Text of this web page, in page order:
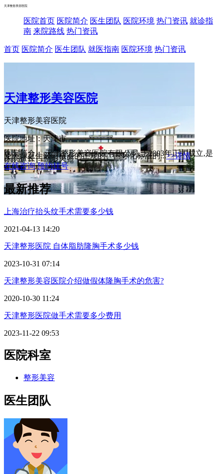
天津整形美容医院
医院首页 医院简介 医生团队 医院环境 热门资讯 就诊指
南 来院路线 热门资讯
首页 医院简介 医生团队 就医指南 医院环境 热门资讯
天津整形美容医院
天津整形美容医院
医院地址：天津市
医院简介： 天津整形美容医院有限公司,于2003年正式成立,是
受天津卫生部门核准的正规的、国际化标准的...>>详情
医院擅长：整形美容
在线咨询 预约挂号
最新推荐
上海治疗抬头纹手术需要多少钱
2021-04-13 14:20
天津整形医院 自体脂肪隆胸手术多少钱
2023-10-31 07:14
天津整形美容医院介绍做假体隆胸手术的危害?
2020-10-30 11:24
天津整形医院做手术需要多少费用
2023-11-22 09:53
医院科室
整形美容
医生团队